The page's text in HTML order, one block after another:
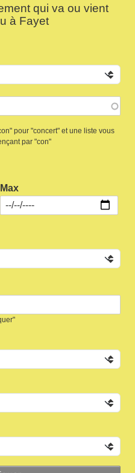
qui va ou vient
à Fayet
pour "concert" et une liste vous
par "con"
Max